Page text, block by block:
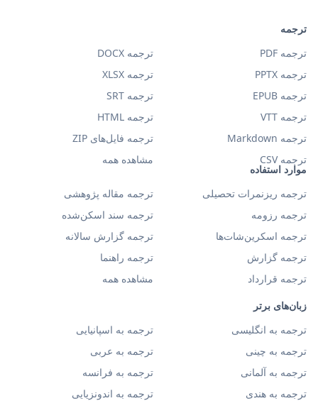
موارد استفاده
ترجمه ریزنمرات تحصیلی
ترجمه مقاله پژوهشی
ترجمه رزومه
ترجمه سند اسکن‌شده
ترجمه اسکرین‌شات‌ها
ترجمه گزارش سالانه
ترجمه گزارش
ترجمه راهنما
ترجمه قرارداد
مشاهده همه
زبان‌های برتر
ترجمه به انگلیسی
ترجمه به اسپانیایی
ترجمه به چینی
ترجمه به عربی
ترجمه به آلمانی
ترجمه به فرانسه
ترجمه به هندی
ترجمه به اندونزیایی
ترجمه
ترجمه PDF
ترجمه DOCX
ترجمه PPTX
ترجمه XLSX
ترجمه EPUB
ترجمه SRT
ترجمه VTT
ترجمه HTML
ترجمه Markdown
ترجمه فایل‌های ZIP
ترجمه CSV
مشاهده همه